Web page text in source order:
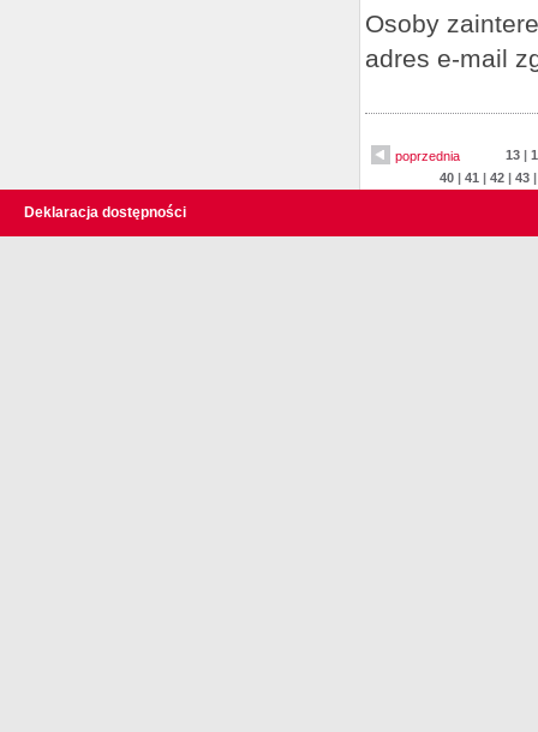
Osoby
adres e-mail
poprzednia 13 |
40 |41 |42 |43
Deklaracja dostępności